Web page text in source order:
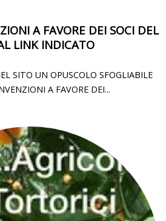
A FAVORE DEI SOCI DEL
LINK INDICATO
SITO UN OPUSCOLO SFOGLIABILE
A FAVORE DEI...